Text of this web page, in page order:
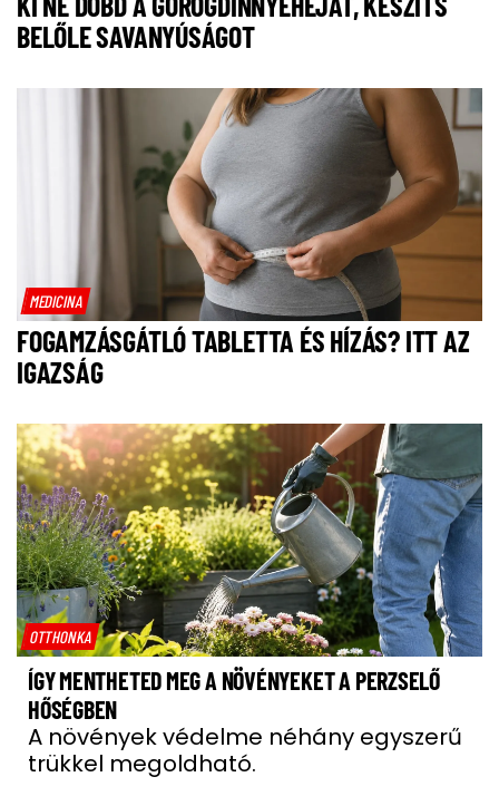
BELŐLE SAVANYÚSÁGOT
MEDICINA
FOGAMZÁSGÁTLÓ TABLETTA ÉS HÍZÁS? ITT AZ
IGAZSÁG
OTTHONKA
ÍGY MENTHETED MEG A NÖVÉNYEKET A PERZSELŐ
HŐSÉGBEN
A növények védelme néhány egyszerű
trükkel megoldható.